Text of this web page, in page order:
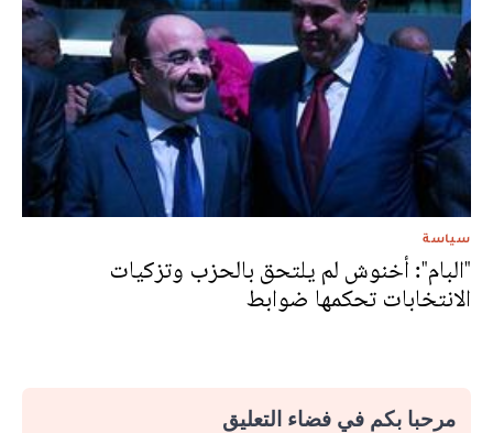
سياسة
"البام": أخنوش لم يلتحق بالحزب وتزكيات
الانتخابات تحكمها ضوابط
مرحبا بكم في فضاء التعليق